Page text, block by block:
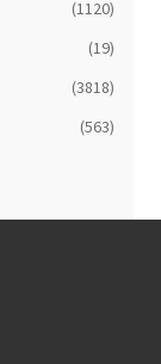
(1120)
(19)
(3818)
(563)